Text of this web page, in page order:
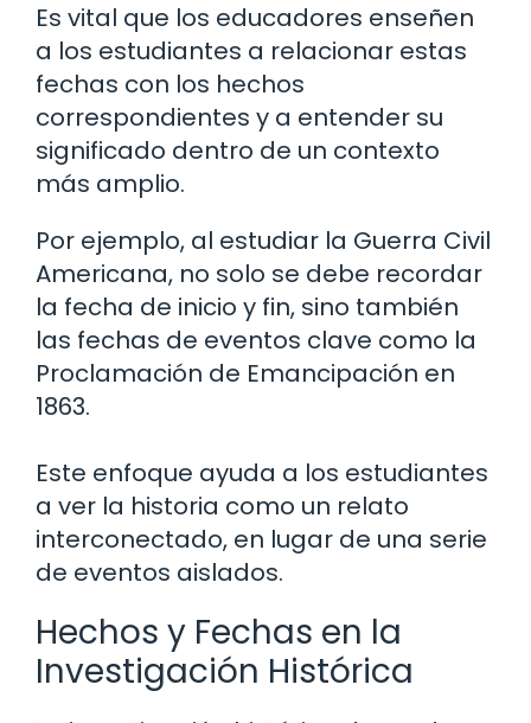
Es vital que los educadores enseñen
a los estudiantes a relacionar estas
fechas con los hechos
correspondientes y a entender su
significado dentro de un contexto
más amplio.
Por ejemplo, al estudiar la Guerra Civil
Americana, no solo se debe recordar
la fecha de inicio y fin, sino también
las fechas de eventos clave como la
Proclamación de Emancipación en
1863.
Este enfoque ayuda a los estudiantes
a ver la historia como un relato
interconectado, en lugar de una serie
de eventos aislados.
Hechos y Fechas en la
Investigación Histórica